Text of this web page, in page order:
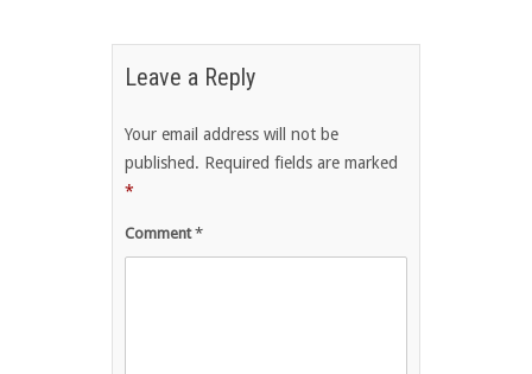
Leave a Reply
Your email address will not be
published. Required fields are marked
*
Comment*